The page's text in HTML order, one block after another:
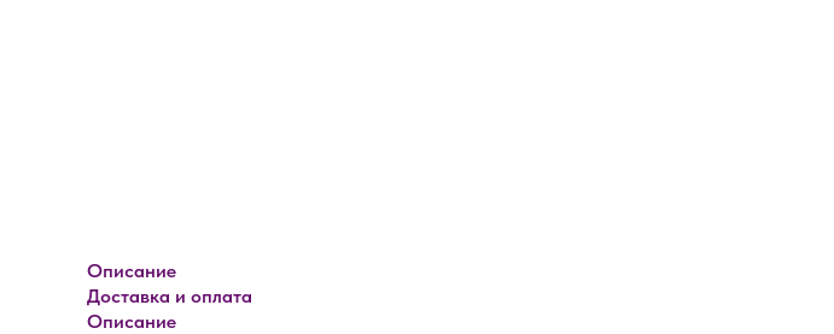
Описание
Доставка и оплата
Описание